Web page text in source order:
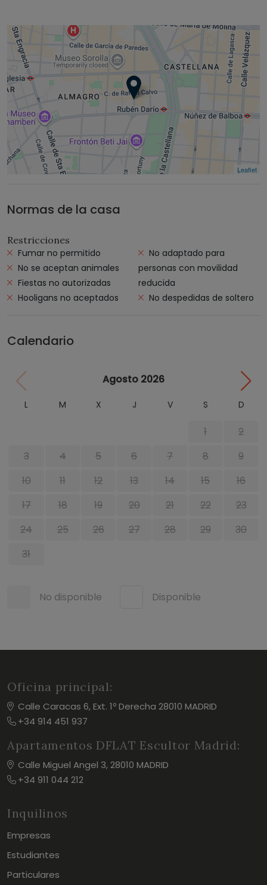
Leaflet
Normas de la casa
Restricciones
Fumar no permitido
No se aceptan animales
Fiestas no autorizadas
Hooligans no aceptados
personas con movilidad
reducida
No despedidas de soltero
Calendario
Agosto 2026
L M X J V S D
1
2
3
4 5 6 7 8
9
10
11 12 13 14 15
16
17
18 19 20 21 22
23
24
25 26 27 28 29
30
31
No disponible Disponible
Oficina principal:
Calle Caracas 6, Ext. 1º Derecha 28010 MADRID
+34 914 451 937
Apartamentos DFLAT Escultor Madrid:
Calle Miguel Angel 3, 28010 MADRID
+34 911 044 212
Inquilinos
Empresas
Estudiantes
Particulares